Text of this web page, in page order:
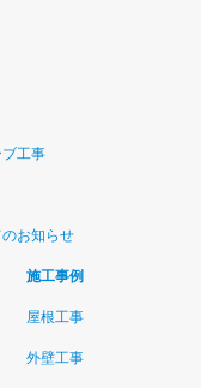
工事
お知らせ
施工事例
屋根工事
外壁工事